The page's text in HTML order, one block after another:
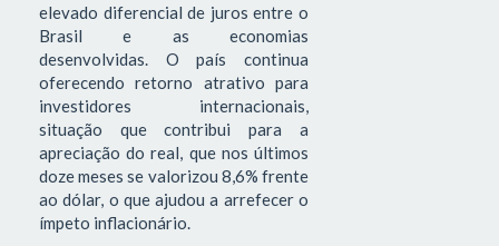
elevado diferencial de juros entre o
Brasil e as economias
desenvolvidas. O país continua
oferecendo retorno atrativo para
investidores internacionais,
situação que contribui para a
apreciação do real, que nos últimos
doze meses se valorizou 8,6% frente
ao dólar, o que ajudou a arrefecer o
ímpeto inflacionário.